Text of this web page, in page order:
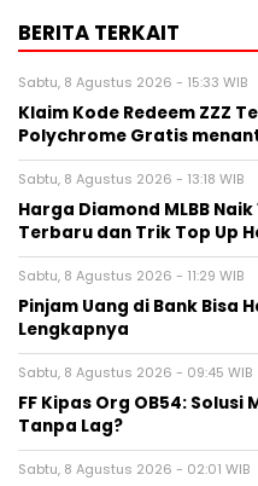
BERITA TERKAIT
Sabtu, 8 Agustus 2026 - 15:33 WIB
Klaim Kode Redeem ZZZ
Polychrome Gratis
Sabtu, 8 Agustus 2026 - 13:18 WIB
Harga Diamond MLBB
Terbaru dan Trik Top Up
Sabtu, 8 Agustus 2026 - 11:29 WIB
Pinjam Uang di Bank Bisa
Lengkapnya
Sabtu, 8 Agustus 2026 - 09:45 WIB
FF Kipas Org OB54: Solusi
Tanpa Lag?
Sabtu, 8 Agustus 2026 - 02:01 WIB